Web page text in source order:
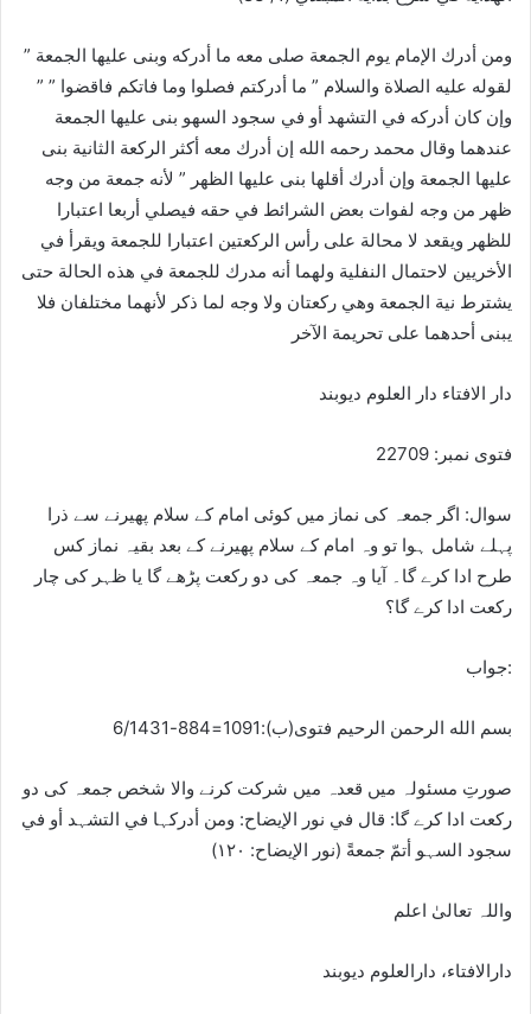
ومن أدرك الإمام يوم الجمعة صلى معه ما أدركه وبنى عليها الجمعة ”
لقوله عليه الصلاة والسلام ” ما أدركتم فصلوا وما فاتكم فاقضوا ” ”
وإن كان أدركه في التشهد أو في سجود السهو بنى عليها الجمعة
عندهما وقال محمد رحمه الله إن أدرك معه أكثر الركعة الثانية بنى
عليها الجمعة وإن أدرك أقلها بنى عليها الظهر ” لأنه جمعة من وجه
ظهر من وجه لفوات بعض الشرائط في حقه فيصلي أربعا اعتبارا
للظهر ويقعد لا محالة على رأس الركعتين اعتبارا للجمعة ويقرأ في
الأخريين لاحتمال النفلية ولهما أنه مدرك للجمعة في هذه الحالة حتى
يشترط نية الجمعة وهي ركعتان ولا وجه لما ذكر لأنهما مختلفان فلا
يبنى أحدهما على تحريمة الآخر
دار الافتاء دار العلوم دیوبند
فتوی نمبر: 22709
سوال: اگر جمعہ کی نماز میں کوئی امام کے سلام پھیرنے سے ذرا
پہلے شامل ہوا تو وہ امام کے سلام پھیرنے کے بعد بقیہ نماز کس
طرح ادا کرے گا۔ آیا وہ جمعہ کی دو رکعت پڑھے گا یا ظہر کی چار
رکعت ادا کرے گا؟
جواب:
بسم الله الرحمن الرحيم فتوی(ب):1091=884-6/1431
صورتِ مسئولہ میں قعدہ میں شرکت کرنے والا شخص جمعہ کی دو
رکعت ادا کرے گا: قال في نور الإیضاح: ومن أدرکہا في التشہد أو في
سجود السہو أتمّ جمعةً (نور الإیضاح: ۱۲۰)
واللہ تعالیٰ اعلم
دارالافتاء، دارالعلوم دیوبند